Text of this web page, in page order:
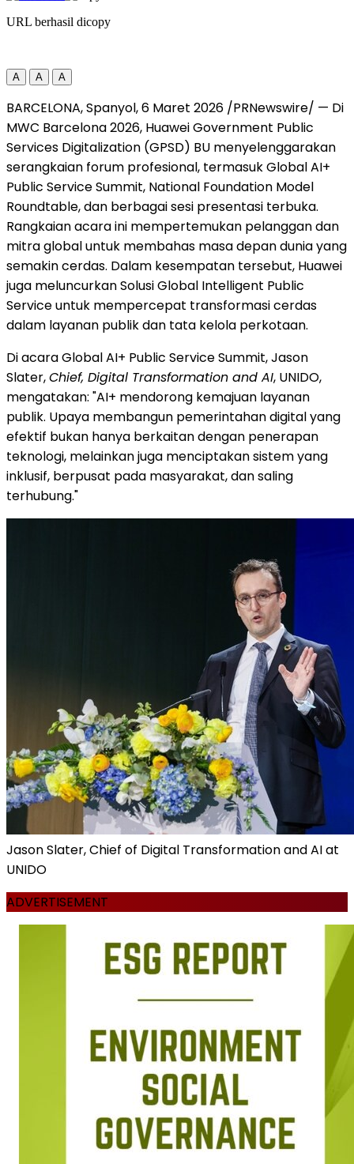
URL berhasil dicopy
A A A
BARCELONA, Spanyol, 6 Maret 2026 /PRNewswire/ — Di
MWC Barcelona 2026, Huawei Government Public
Services Digitalization (GPSD) BU menyelenggarakan
serangkaian forum profesional, termasuk Global AI+
Public Service Summit, National Foundation Model
Roundtable, dan berbagai sesi presentasi terbuka.
Rangkaian acara ini mempertemukan pelanggan dan
mitra global untuk membahas masa depan dunia yang
semakin cerdas. Dalam kesempatan tersebut, Huawei
juga meluncurkan Solusi Global Intelligent Public
Service untuk mempercepat transformasi cerdas
dalam layanan publik dan tata kelola perkotaan.
Di acara Global AI+ Public Service Summit, Jason
Slater,Chief, Digital Transformation and AI, UNIDO,
mengatakan: "AI+ mendorong kemajuan layanan
publik. Upaya membangun pemerintahan digital yang
efektif bukan hanya berkaitan dengan penerapan
teknologi, melainkan juga menciptakan sistem yang
inklusif, berpusat pada masyarakat, dan saling
terhubung."
Jason Slater, Chief of Digital Transformation and AI at
UNIDO
ADVERTISEMENT